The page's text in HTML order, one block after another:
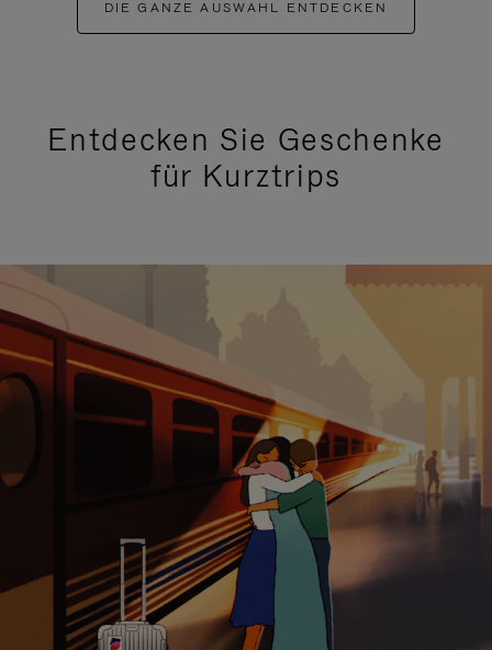
DIE GANZE AUSWAHL ENTDECKEN
Entdecken Sie Geschenke
für Kurztrips